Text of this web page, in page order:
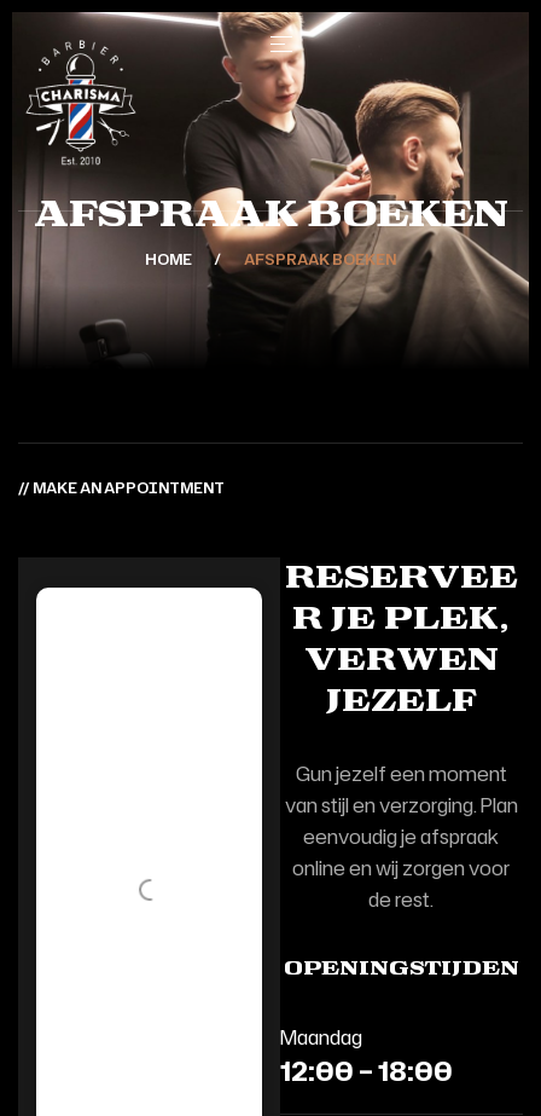
Afspraak boeken
HOME AFSPRAAK BOEKEN
// MAKE AN APPOINTMENT
Reservee
r je plek,
verwen
jezelf
Gun jezelf een moment
van stijl en verzorging. Plan
eenvoudig je afspraak
online en wij zorgen voor
de rest.
Openingstijden
Maandag
12:00 – 18:00